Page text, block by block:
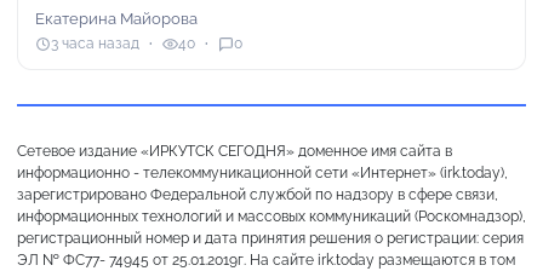
Екатерина Майорова
3 часа назад 40 0
Сетевое издание «ИРКУТСК СЕГОДНЯ» доменное имя сайта в
информационно - телекоммуникационной сети «Интернет» (irk.today),
зарегистрировано Федеральной службой по надзору в сфере связи,
информационных технологий и массовых коммуникаций (Роскомнадзор),
регистрационный номер и дата принятия решения о регистрации: серия
ЭЛ № ФС77- 74945 от 25.01.2019г. На сайте irk.today размещаются в том